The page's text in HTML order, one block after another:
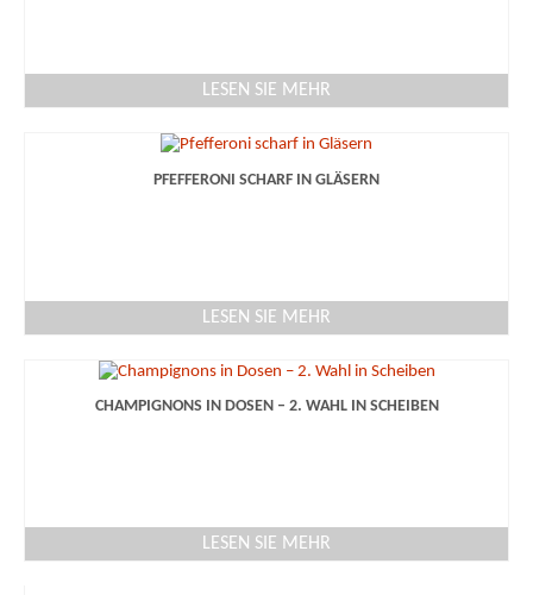
LESEN SIE MEHR
PFEFFERONI SCHARF IN GLÄSERN
LESEN SIE MEHR
CHAMPIGNONS IN DOSEN – 2. WAHL IN SCHEIBEN
LESEN SIE MEHR